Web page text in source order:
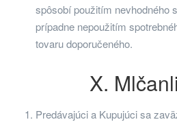
spôsobí použitím nevhodného
prípadne nepoužitím
tovaru doporučeného.
X.
Predávajúci a Kupujúci sa